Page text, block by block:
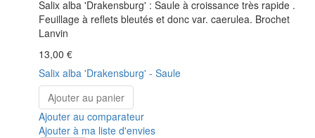
Salix alba 'Drakensburg' : Saule à croissance très rapide .
Feuillage à reflets bleutés et donc var. caerulea. Brochet
Lanvin
13,00 €
Salix alba 'Drakensburg' - Saule
Ajouter au panier
Ajouter au comparateur
Ajouter à ma liste d'envies